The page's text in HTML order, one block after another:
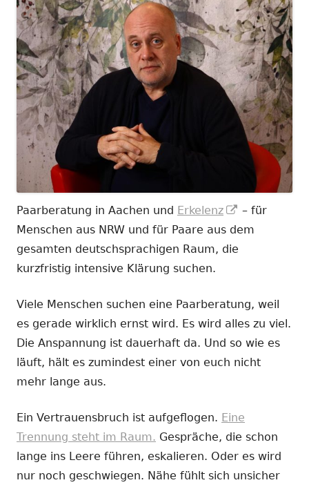
Paarberatung in Aachen und Erkelenz
In
neuem
– für
Menschen aus NRW und für Paare aus dem
gesamten deutschsprachigen Raum, die
kurzfristig intensive Klärung suchen.
Viele Menschen suchen eine Paarberatung, weil
es gerade wirklich ernst wird. Es wird alles zu viel.
Die Anspannung ist dauerhaft da. Und so wie es
läuft, hält es zumindest einer von euch nicht
mehr lange aus.
Ein Vertrauensbruch ist aufgeflogen. Eine
Trennung steht im Raum. Gespräche, die schon
lange ins Leere führen, eskalieren. Oder es wird
nur noch geschwiegen. Nähe fühlt sich unsicher